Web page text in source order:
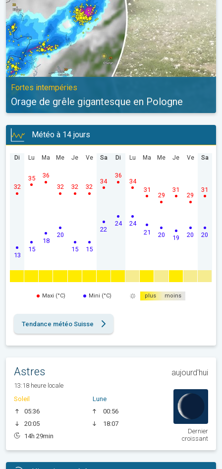
Fortes intempéries
Orage de grêle gigantesque en Pologne
Météo à 14 jours
Di
13
32
Lu
15
35
Ma
18
36
Me
20
32
Je
15
32
Ve
15
32
Sa
22
34
Di
24
36
Lu
24
34
Ma
21
31
Me
20
29
Je
19
31
Ve
20
29
Sa
20
31
Maxi (°C) Mini (°C) plus moins
Tendance météo Suisse
Astres aujourd'hui
13:18 heure locale
Soleil
05:36
20:05
14h 29min
Lune
00:56
18:07
Dernier
croissant